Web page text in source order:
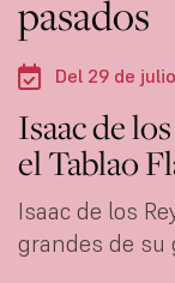
pasados
Del 29 de
Isaac de
el Tablao
Isaac de los
grandes de su